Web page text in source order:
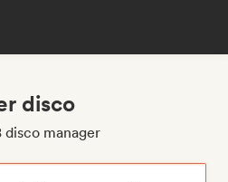
disco
disco manager